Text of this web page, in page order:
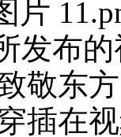
发布
敬东
插在